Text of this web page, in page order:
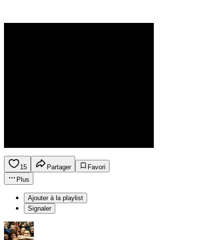
15 Partager
Favori
Plus
Ajouter à la playlist
Signaler